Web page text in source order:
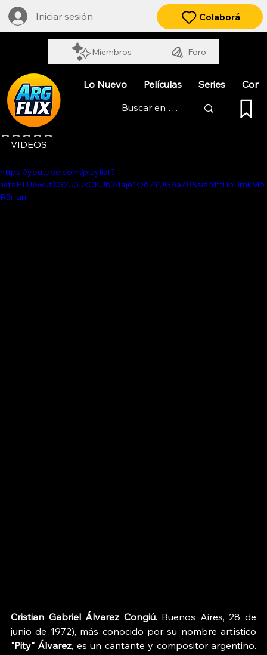
Iniciar sesión
Miembros Foro
Colaborá
Lo Nuevo Películas Series
INTOXICADOS. VIEJAS LOCAS
Obtuvo NaN de 5 estrellas.
VIDEOS
https://youtube.com/playlist?
list=PLU8wufXG2J3JkCKUb24aje1O62YUG8aZ8&si=MffHpHmkM6
R5i_an
Cristian Gabriel Álvarez Congiú. Buenos Aires, 28 de
"Pity" Álvarez, es un cantante y compositor argentino.